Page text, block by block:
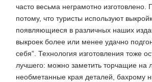
часто весьма неграмотно изготовлено.
потому, что туристы используют
появляющиеся в различных наших
выкроек более или менее удачно
себя”. Технология изготовления тоже
лучшего: можно заметить торчащие на
необметанные края деталей, бахрому